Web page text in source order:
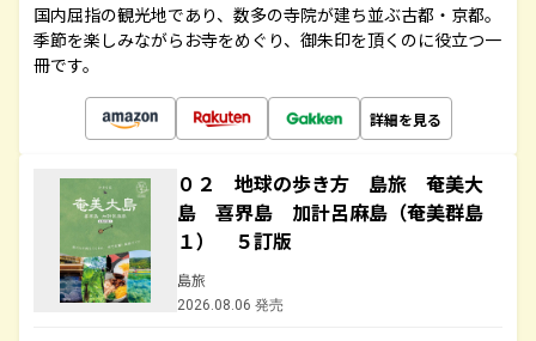
国内屈指の観光地であり、数多の寺院が建ち並ぶ古都・京都。
季節を楽しみながらお寺をめぐり、御朱印を頂くのに役立つ一
冊です。
詳細を見る
０２ 地球の歩き方 島旅 奄美大
島 喜界島 加計呂麻島（奄美群島
１） ５訂版
島旅
2026.08.06 発売